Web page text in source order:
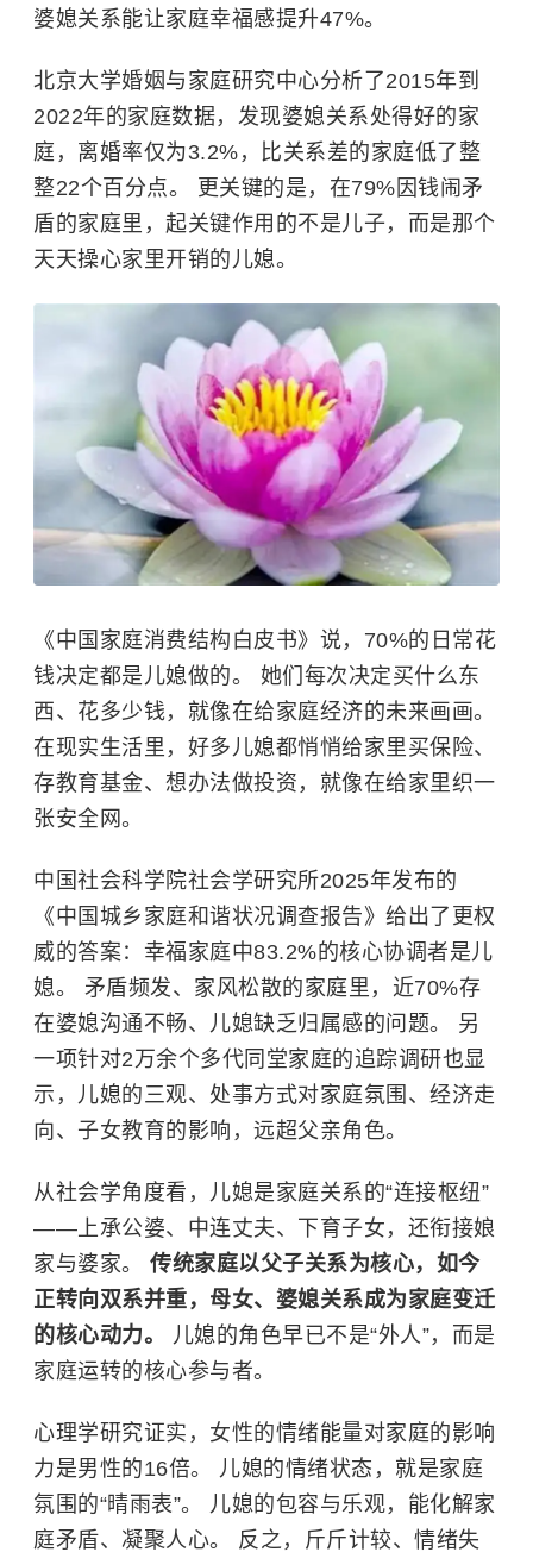
婆媳关系能让家庭幸福感提升47%。
北京大学婚姻与家庭研究中心分析了2015年到
2022年的家庭数据，发现婆媳关系处得好的家
庭，离婚率仅为3.2%，比关系差的家庭低了整
整22个百分点。 更关键的是，在79%因钱闹矛
盾的家庭里，起关键作用的不是儿子，而是那个
天天操心家里开销的儿媳。
《中国家庭消费结构白皮书》说，70%的日常花
钱决定都是儿媳做的。 她们每次决定买什么东
西、花多少钱，就像在给家庭经济的未来画画。
在现实生活里，好多儿媳都悄悄给家里买保险、
存教育基金、想办法做投资，就像在给家里织一
张安全网。
中国社会科学院社会学研究所2025年发布的
《中国城乡家庭和谐状况调查报告》给出了更权
威的答案：幸福家庭中83.2%的核心协调者是儿
媳。 矛盾频发、家风松散的家庭里，近70%存
在婆媳沟通不畅、儿媳缺乏归属感的问题。 另
一项针对2万余个多代同堂家庭的追踪调研也显
示，儿媳的三观、处事方式对家庭氛围、经济走
向、子女教育的影响，远超父亲角色。
从社会学角度看，儿媳是家庭关系的“连接枢纽”
——上承公婆、中连丈夫、下育子女，还衔接娘
家与婆家。 传统家庭以父子关系为核心，如今
正转向双系并重，母女、婆媳关系成为家庭变迁
的核心动力。 儿媳的角色早已不是“外人”，而是
家庭运转的核心参与者。
心理学研究证实，女性的情绪能量对家庭的影响
力是男性的16倍。 儿媳的情绪状态，就是家庭
氛围的“晴雨表”。 儿媳的包容与乐观，能化解家
庭矛盾、凝聚人心。 反之，斤斤计较、情绪失